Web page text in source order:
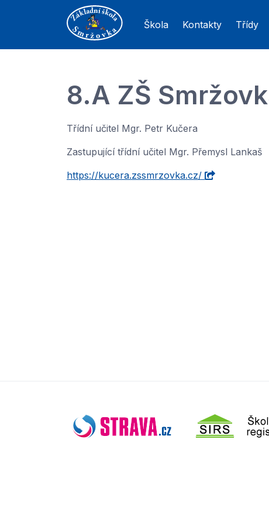
Škola Kontakty Třídy
8.A ZŠ
Třídní učitel Mgr. Petr Kučera
Zastupující třídní učitel Mgr. Přemysl Lankaš
https://kucera.zssmrzovka.cz/